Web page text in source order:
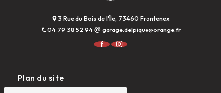
3 Rue du Bois de l'Île, 73460 Frontenex
04 79 38 52 94
garage.delpique@orange.fr
Plan du site